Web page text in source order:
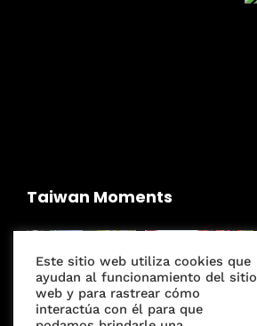
Taiwan Moments
Este sitio web utiliza cookies que
ayudan al funcionamiento del sitio
web y para rastrear cómo
interactúa con él para que